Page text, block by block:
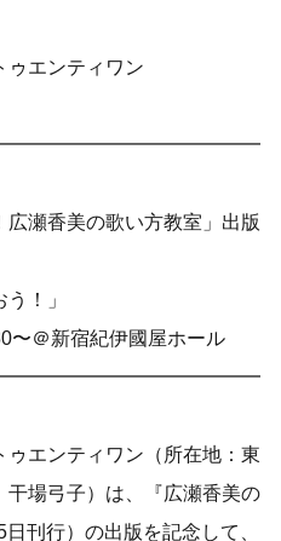
ゥエンティワン
広瀬香美の歌い方教室」出版
！」
〜＠新宿紀伊國屋ホール
エンティワン（所在地：東
場弓子）は、『広瀬香美の
刊行）の出版を記念して、